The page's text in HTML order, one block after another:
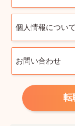
個人情報について
お問い合わせ
転